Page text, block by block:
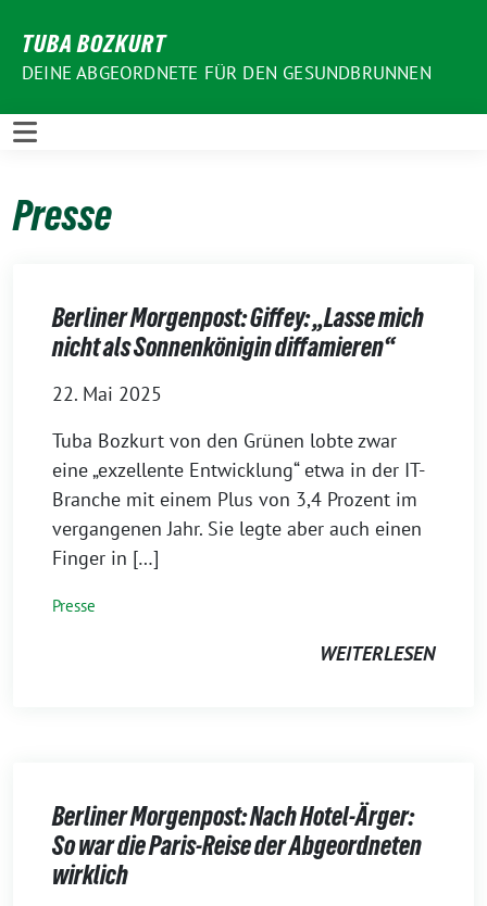
zum
Inhalt
TUBA BOZKURT
DEINE ABGEORDNETE FÜR DEN GESUNDBRUNNEN
Presse
Berliner Morgenpost: Giffey: „Lasse mich
nicht als Sonnenkönigin diffamieren“
22. Mai 2025
Tuba Bozkurt von den Grünen lobte zwar
eine „exzellente Entwicklung“ etwa in der IT-
Branche mit einem Plus von 3,4 Prozent im
vergangenen Jahr. Sie legte aber auch einen
Finger in […]
Presse
WEITERLESEN
Berliner Morgenpost: Nach Hotel-Ärger:
So war die Paris-Reise der Abgeordneten
wirklich